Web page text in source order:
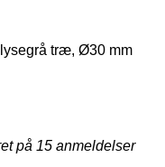
træ, Ø30 mm
på 15 anmeldelser